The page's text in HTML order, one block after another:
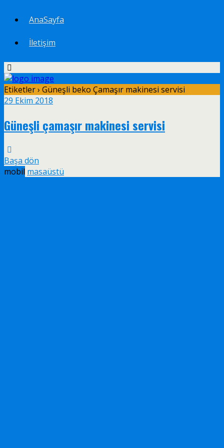
AnaSayfa
İletişim
Etiketler › Güneşli beko Çamaşır makinesi servisi
29 Ekim 2018
Güneşli çamaşır makinesi servisi
Başa dön
mobil masaüstü